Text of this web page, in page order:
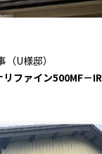
（U様邸）
ファイン500MF－IR